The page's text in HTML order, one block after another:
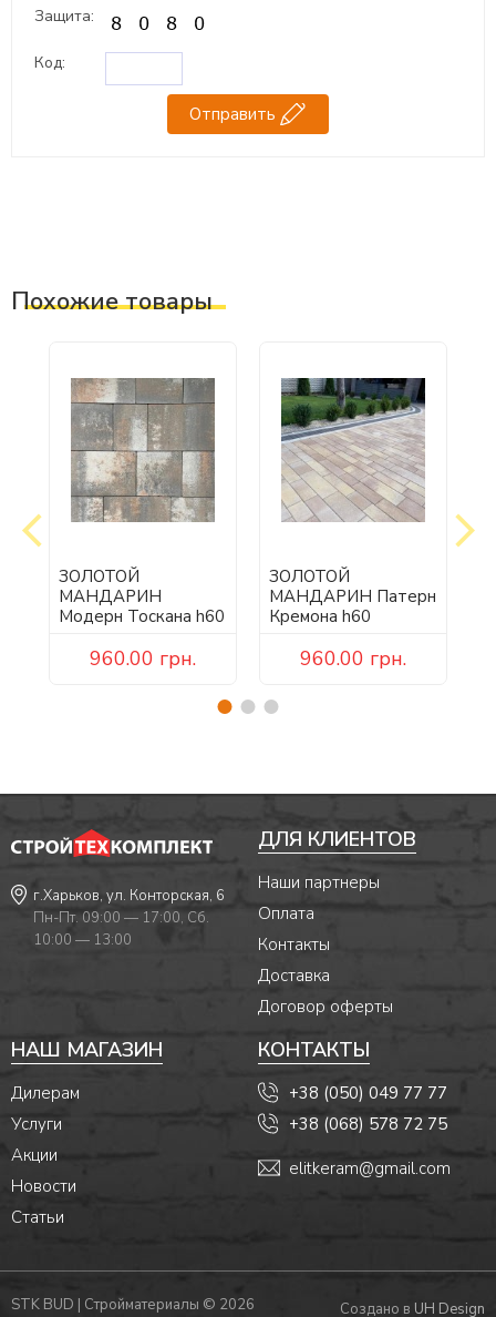
Защита:
Код:
Отправить
Похожие товары
ЗОЛОТОЙ
МАНДАРИН
Модерн Тоскана h60
960.00 грн.
ЗОЛОТОЙ
МАНДАРИН Патерн
Кремона h60
960.00 грн.
г.Харьков, ул. Конторская, 6
Пн-Пт. 09:00 — 17:00, Сб.
10:00 — 13:00
ДЛЯ КЛИЕНТОВ
Наши партнеры
Оплата
Контакты
Доставка
Договор оферты
НАШ МАГАЗИН
Дилерам
Услуги
Акции
Новости
Статьи
КОНТАКТЫ
+38 (050) 049 77 77
+38 (068) 578 72 75
elitkeram@gmail.com
STK BUD | Стройматериалы © 2026 Создано в UH Design